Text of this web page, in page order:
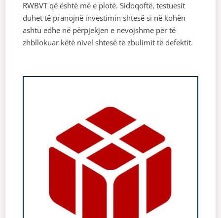
RWBVT që është më e plotë. Sidoqoftë, testuesit
duhet të pranojnë investimin shtesë si në kohën
ashtu edhe në përpjekjen e nevojshme për të
zhbllokuar këtë nivel shtesë të zbulimit të defektit.